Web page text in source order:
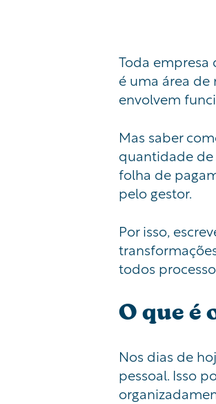
Toda empresa
é uma área
envolvem
Mas saber
quantidade de
folha de
pelo gestor.
Por isso,
todos
O que é
Nos dias de
pessoal. Isso